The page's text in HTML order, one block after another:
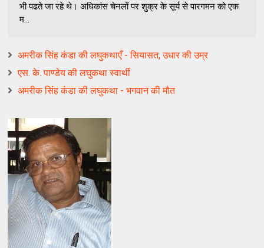
भी पढते जा रहे थे। अधिकांस चेनलों पर शुक्र के सूर्य से पारगमन को एक
म...
अमरीक सिंह कंडा की लघुकथाएँ - सियासत, उधार की उम्र
एस. के. पाण्डेय की लघुकथा स्वार्थी
अमरीक सिंह कंडा की लघुकथा - भगवान की मौत